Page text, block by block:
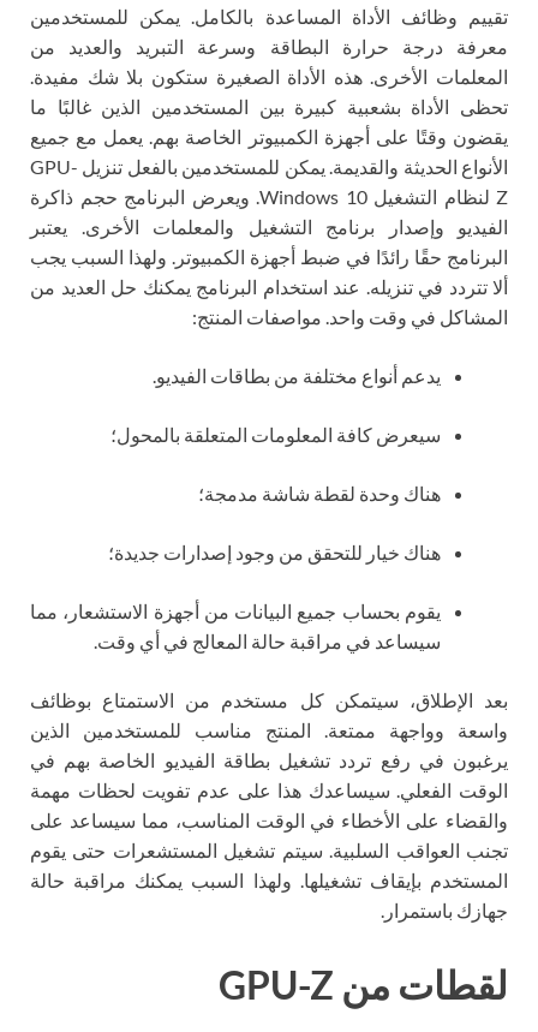
تقييم وظائف الأداة المساعدة بالكامل. يمكن للمستخدمين
معرفة درجة حرارة البطاقة وسرعة التبريد والعديد من
المعلمات الأخرى. هذه الأداة الصغيرة ستكون بلا شك مفيدة.
تحظى الأداة بشعبية كبيرة بين المستخدمين الذين غالبًا ما
يقضون وقتًا على أجهزة الكمبيوتر الخاصة بهم. يعمل مع جميع
الأنواع الحديثة والقديمة. يمكن للمستخدمين بالفعل تنزيل GPU-
Z لنظام التشغيل Windows 10. ويعرض البرنامج حجم ذاكرة
الفيديو وإصدار برنامج التشغيل والمعلمات الأخرى. يعتبر
البرنامج حقًا رائدًا في ضبط أجهزة الكمبيوتر. ولهذا السبب يجب
ألا تتردد في تنزيله. عند استخدام البرنامج يمكنك حل العديد من
المشاكل في وقت واحد. مواصفات المنتج:
يدعم أنواع مختلفة من بطاقات الفيديو.
سيعرض كافة المعلومات المتعلقة بالمحول؛
هناك وحدة لقطة شاشة مدمجة؛
هناك خيار للتحقق من وجود إصدارات جديدة؛
يقوم بحساب جميع البيانات من أجهزة الاستشعار، مما
سيساعد في مراقبة حالة المعالج في أي وقت.
بعد الإطلاق، سيتمكن كل مستخدم من الاستمتاع بوظائف
واسعة وواجهة ممتعة. المنتج مناسب للمستخدمين الذين
يرغبون في رفع تردد تشغيل بطاقة الفيديو الخاصة بهم في
الوقت الفعلي. سيساعدك هذا على عدم تفويت لحظات مهمة
والقضاء على الأخطاء في الوقت المناسب، مما سيساعد على
تجنب العواقب السلبية. سيتم تشغيل المستشعرات حتى يقوم
المستخدم بإيقاف تشغيلها. ولهذا السبب يمكنك مراقبة حالة
جهازك باستمرار.
لقطات من GPU-Z